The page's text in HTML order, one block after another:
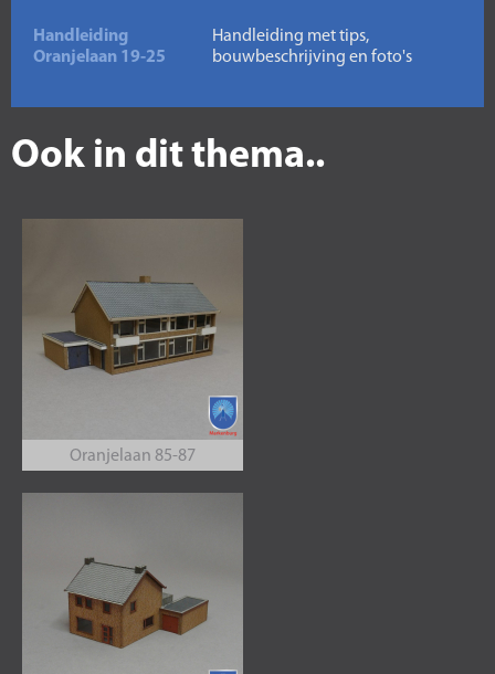
Handleiding
Oranjelaan 19-25
Handleiding met tips,
bouwbeschrijving en foto's
Ook in dit thema..
Oranjelaan 85-87